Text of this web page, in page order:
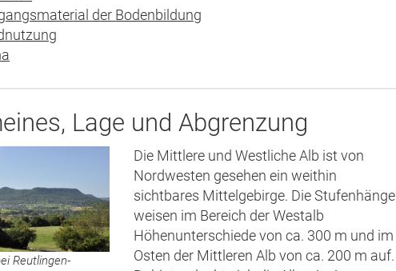
der Bodenbildung
Lage und Abgrenzung
Reutlingen-
Die Mittlere und Westliche Alb ist von
Nordwesten gesehen ein weithin
sichtbares Mittelgebirge. Die Stufenhänge
weisen im Bereich der Westalb
Höhenunterschiede von ca. 300 m und im
Osten der Mittleren Alb von ca. 200 m auf.